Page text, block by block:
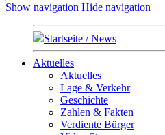
Show navigation Hide navigation
Startseite / News
Aktuelles
Aktuelles
Lage & Verkehr
Geschichte
Zahlen & Fakten
Verdiente Bürger